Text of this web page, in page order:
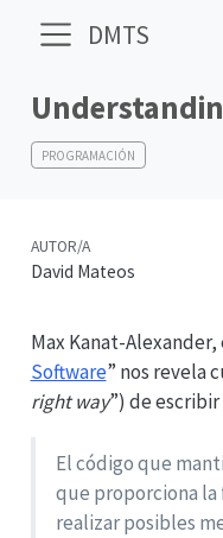
DMTS
PROGRAMACIÓN
AUTOR/A
David Mateos
Max Kanat-Alexander,
Software” nos revela
right way”) de
El código que
que proporciona
realizar posibles